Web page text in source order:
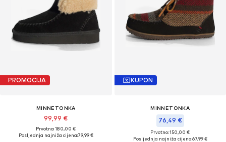
PROMOCIJA
MINNETONKA
99,99 €
Prvotno: 180,00 €
Posljednja najniža cijena:79,99 €
KUPON
MINNETONKA
76,49 €
Prvotno: 150,00 €
Posljednja najniža cijena:67,99 €